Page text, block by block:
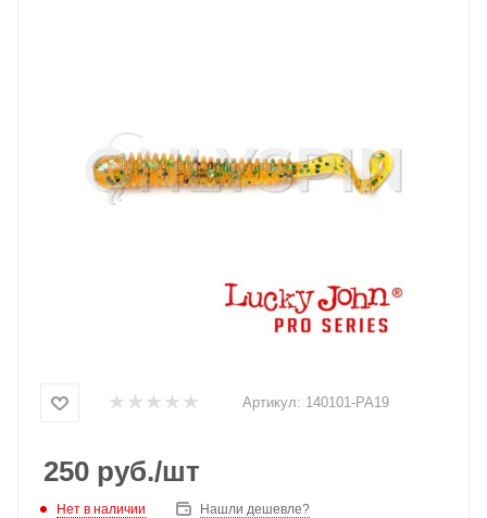
Артикул: 140101-PA19
250 руб./шт
Нет в наличии Нашли дешевле?